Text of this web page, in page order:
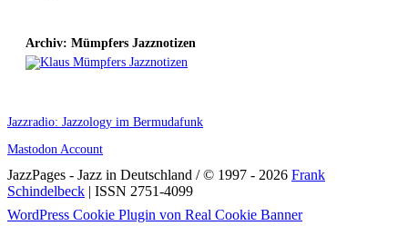
Archiv: Mümpfers Jazznotizen
Jazzradio: Jazzology im Bermudafunk
Mastodon Account
JazzPages - Jazz in Deutschland / © 1997 - 2026 Frank
Schindelbeck | ISSN 2751-4099
Scroll
WordPress Cookie Plugin von Real Cookie Banner